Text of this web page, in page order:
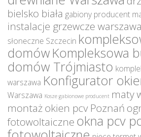
bielsko biała gabiony producent
instalacje grzewcze warszawa
słoneczne Szczecin
domówKompleksowa
domów Trójmiasto
warszawa Konfigurator
Warszawa Kosze gabionowe producent maty
montaż okien pcv Poznań
fotowoltaiczne okna pcv